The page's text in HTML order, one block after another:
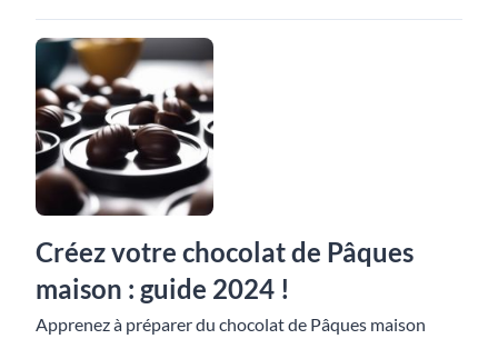
Créez votre chocolat de Pâques
maison : guide 2024 !
Apprenez à préparer du chocolat de Pâques maison